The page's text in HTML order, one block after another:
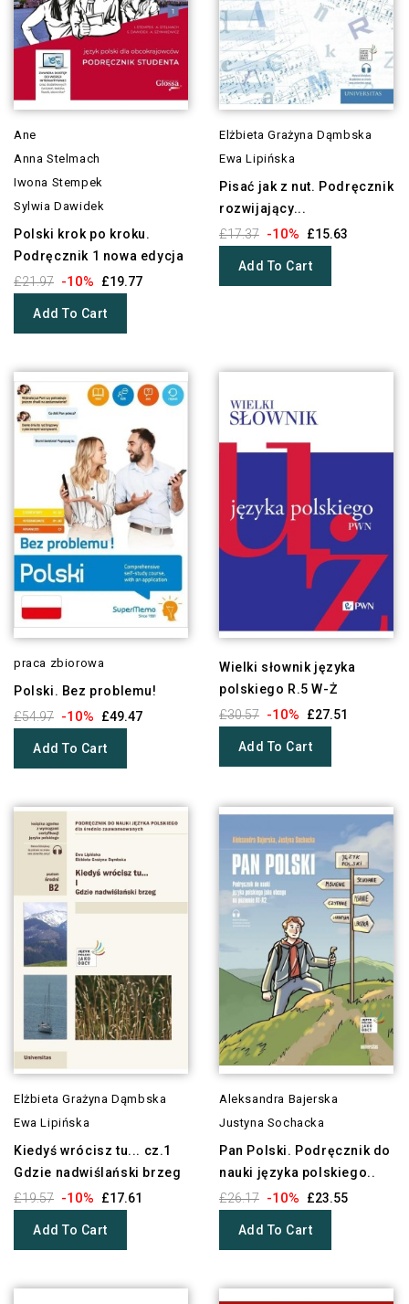
Ane
Anna Stelmach
Iwona Stempek
Sylwia Dawidek
Polski krok po kroku.
Podręcznik 1 nowa edycja
£21.97 -10% £19.77
Add To Cart
Elżbieta Grażyna Dąmbska
Ewa Lipińska
Pisać jak z nut. Podręcznik
rozwijający...
£17.37 -10% £15.63
Add To Cart
praca zbiorowa
Polski. Bez problemu!
£54.97 -10% £49.47
Add To Cart
Wielki słownik języka
polskiego R.5 W-Ż
£30.57 -10% £27.51
Add To Cart
Elżbieta Grażyna Dąmbska
Ewa Lipińska
Kiedyś wrócisz tu... cz.1
Gdzie nadwiślański brzeg
£19.57 -10% £17.61
Add To Cart
Aleksandra Bajerska
Justyna Sochacka
Pan Polski. Podręcznik do
nauki języka polskiego..
£26.17 -10% £23.55
Add To Cart